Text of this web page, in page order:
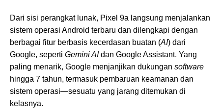
Dari sisi perangkat lunak, Pixel 9a langsung menjalankan
sistem operasi Android terbaru dan dilengkapi dengan
berbagai fitur berbasis kecerdasan buatan (AI) dari
Google, seperti Gemini AI dan Google Assistant. Yang
paling menarik, Google menjanjikan dukungan software
hingga 7 tahun, termasuk pembaruan keamanan dan
sistem operasi—sesuatu yang jarang ditemukan di
kelasnya.